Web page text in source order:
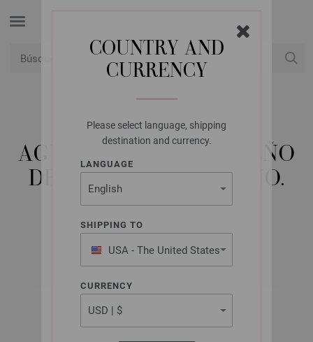
COUNTRY AND
CURRENCY
Please select language, shipping
destination and currency.
LANGUAGE
SHIPPING TO
USA - The United States
of America
CURRENCY
LANA GROSSA
AGUJA CIRCULAR DISEÑO
DE MADERA SIGNAL NO.
10,0/60CM